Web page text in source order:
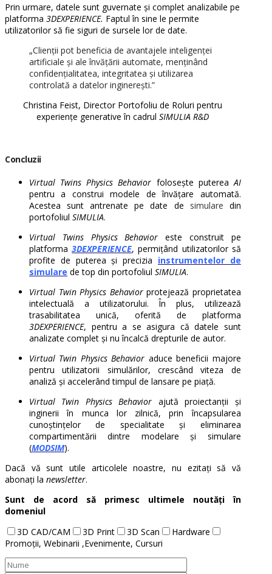
Prin urmare, datele sunt guvernate și complet analizabile pe
platforma 3DEXPERIENCE. Faptul în sine le permite
utilizatorilor să fie siguri de sursele lor de date.
„Clienții pot beneficia de avantajele inteligenței
artificiale și ale învățării automate, menținând
confidențialitatea, integritatea și utilizarea
controlată a datelor inginerești.”
Christina Feist, Director Portofoliu de Roluri pentru
experiențe generative în cadrulSIMULIA R&D
Concluzii
Virtual Twins Physics Behavior folosește putereaAI
pentru a construi modele de învățare automată.
Acestea sunt antrenate pe date de simulare din
portofoliul SIMULIA.
Virtual Twins Physics Behavior este construit pe
platforma3DEXPERIENCE, permițând utilizatorilor să
profite de puterea și precizia instrumentelor de
simulare de top din portofoliul SIMULIA.
Virtual Twin Physics Behaviorprotejează proprietatea
intelectuală a utilizatorului. În plus, utilizează
trasabilitatea unică, oferită de platforma
3DEXPERIENCE, pentru a se asigura că datele sunt
analizate complet și nu încalcă drepturile de autor.
Virtual Twin Physics Behavior aduce beneficii majore
pentru utilizatorii simulărilor, crescând viteza de
analiză și accelerând timpul de lansare pe piață.
Virtual Twin Physics Behavior ajută proiectanții și
inginerii în munca lor zilnică, prin încapsularea
cunoștințelor de specialitate și eliminarea
compartimentării dintre modelare și simulare
(MODSIM).
Dacă vă sunt utile articolele noastre, nu ezitați să vă
abonați la newsletter.
Sunt de acord să primesc ultimele noutăți în
domeniul
3D CAD/CAM
3D Print 3D Scan
Hardware
Promoții, Webinarii ,Evenimente, Cursuri